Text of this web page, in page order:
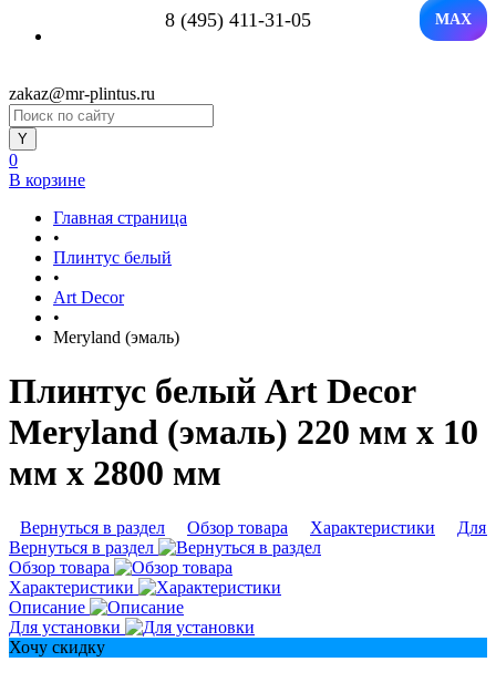
8 (495) 411-31-05 MAX
zakaz@mr-plintus.ru
0
В корзине
Главная страница
•
Плинтус белый
•
Art Decor
•
Meryland (эмаль)
Плинтус белый Art Decor
Meryland (эмаль) 220 мм х 10
мм х 2800 мм
Вернуться в раздел Обзор товара Характеристики
Для
Вернуться в раздел
Обзор товара
Характеристики
Описание
Для установки
Хочу скидку